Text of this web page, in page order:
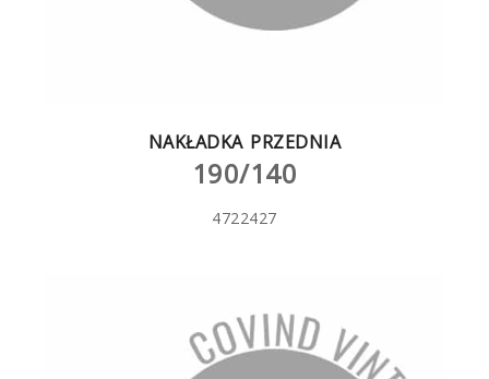
NAKŁADKA PRZEDNIA
190/140
4722427